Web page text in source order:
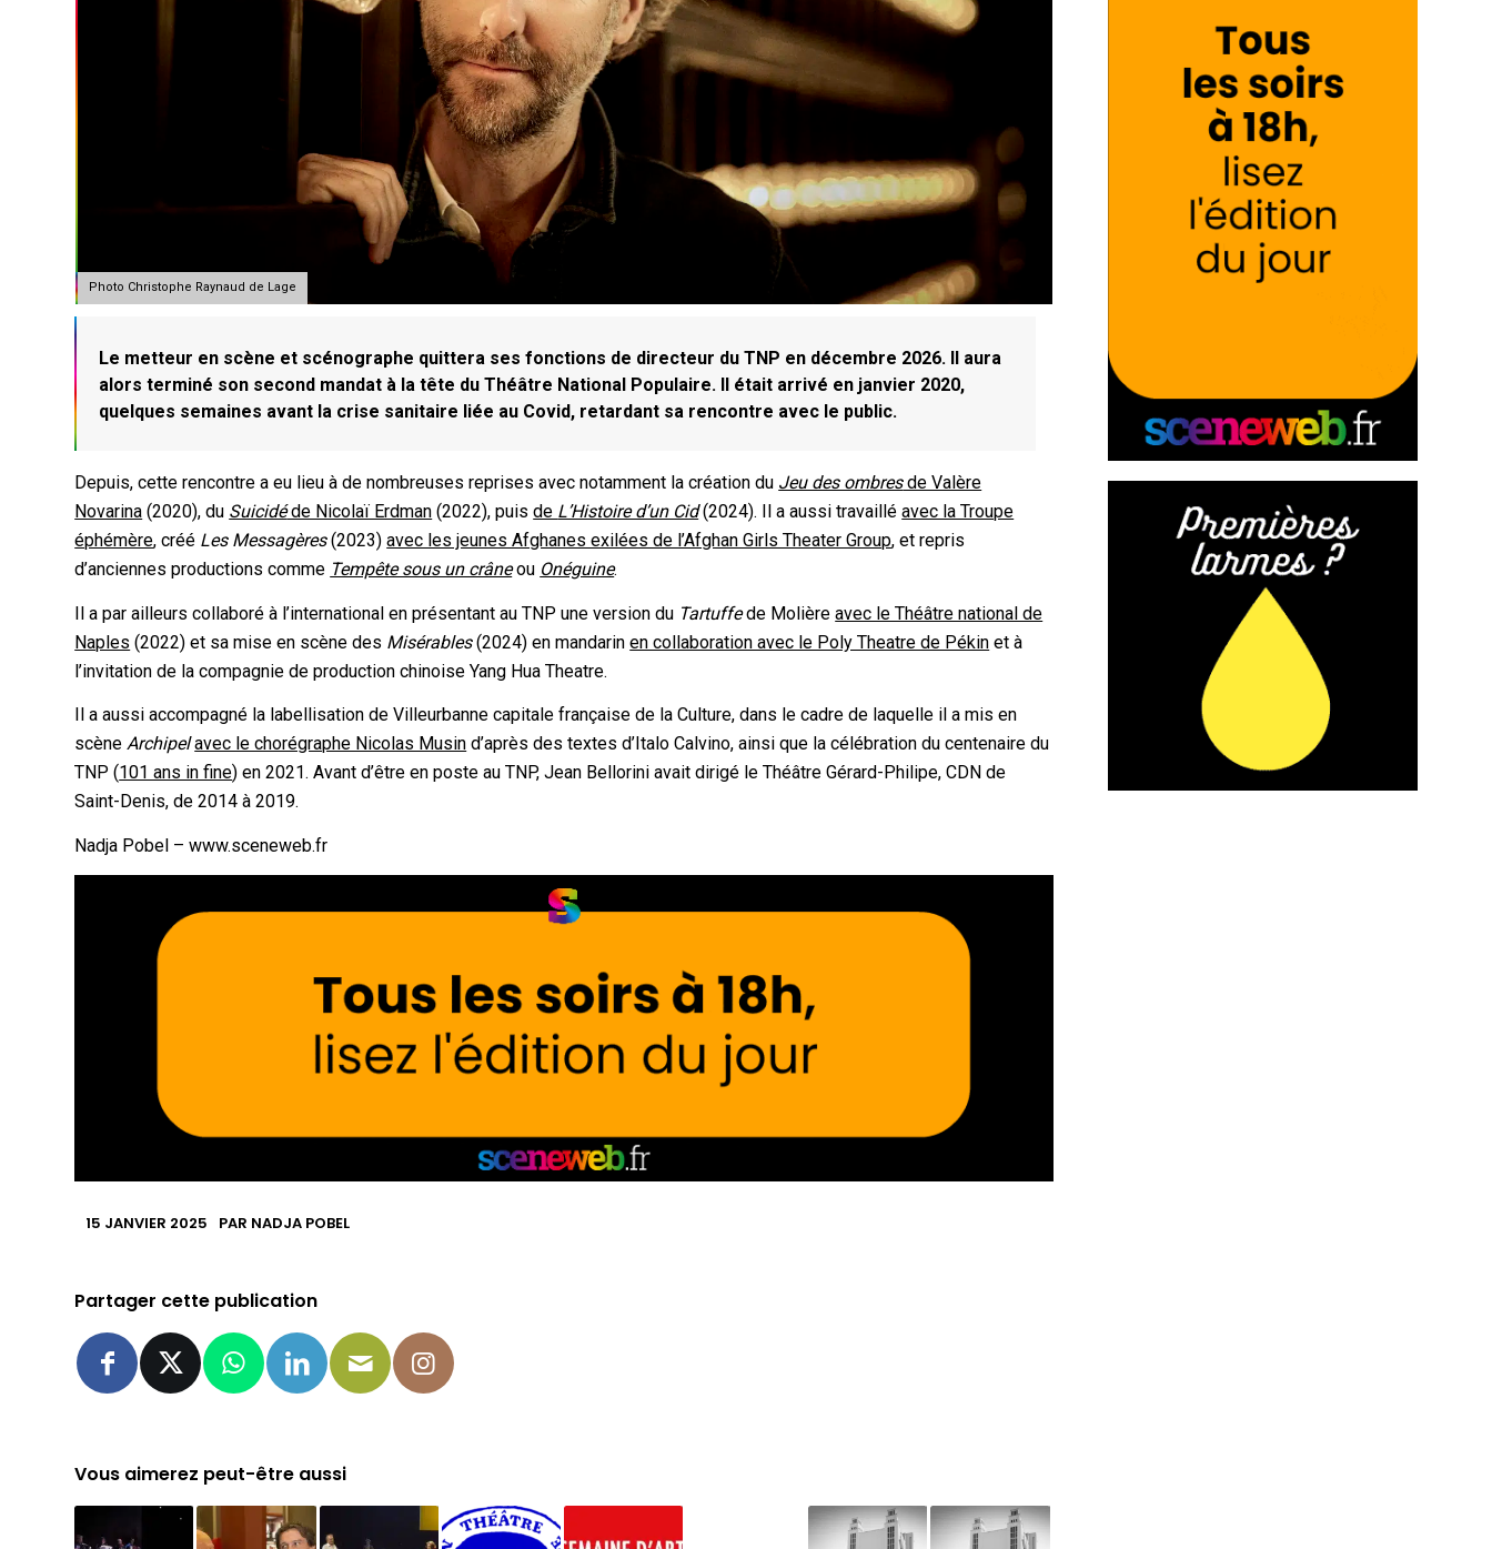
Photo Christophe Raynaud de Lage
Le metteur en scène et scénographe quittera ses fonctions de directeur du TNP en décembre 2026. Il aura
alors terminé son second mandat à la tête du Théâtre National Populaire. Il était arrivé en janvier 2020,
quelques semaines avant la crise sanitaire liée au Covid, retardant sa rencontre avec le public.
Depuis, cette rencontre a eu lieu à de nombreuses reprises avec notamment la création du Jeu des ombresde Valère
Novarina (2020), du Suicidéde Nicolaï Erdman (2022), puisde L’Histoire d’un Cid(2024). Il a aussi travailléavec la Troupe
éphémère, créé Les Messagères(2023)avec les jeunes Afghanes exilées de l’Afghan Girls Theater Group, et repris
d’anciennes productions comme Tempête sous un crâneou Onéguine.
Il a par ailleurs collaboré à l’international en présentant au TNP une version du Tartuffede Molièreavec le Théâtre national de
Naples (2022) et sa mise en scène des Misérables(2024) en mandarinen collaboration avec le Poly Theatre de Pékin et à
l’invitation de la compagnie de production chinoise Yang Hua Theatre.
Il a aussi accompagné la labellisation de Villeurbanne capitale française de la Culture, dans le cadre de laquelle il a mis en
scèneArchipel avec le chorégraphe Nicolas Musin d’après des textes d’Italo Calvino, ainsi que la célébration du centenaire du
TNP (101 ans in fine) en 2021. Avant d’être en poste au TNP, Jean Bellorini avait dirigé le Théâtre Gérard-Philipe, CDN de
Saint-Denis, de 2014 à 2019.
Nadja Pobel – www.sceneweb.fr
15 JANVIER 2025 PAR NADJA POBEL
Partager cette publication
Vous aimerez peut-être aussi